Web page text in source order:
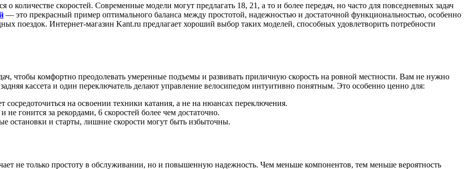
о количестве скоростей. Современные модели могут предлагать 18, 21, а то и более передач, но часто для повседневных задач
— это прекрасный пример оптимального баланса между простотой, надежностью и достаточной функциональностью, особенно
поездок. Интернет-магазин Kant.ru предлагает хороший выбор таких моделей, способных удовлетворить потребности
чтобы комфортно преодолевать умеренные подъемы и развивать приличную скорость на ровной местности. Вам не нужно
кассета и один переключатель делают управление велосипедом интуитивно понятным. Это особенно ценно для:
на освоении техники катания, а не на нюансах переключения.
гонится за рекордами, 6 скоростей более чем достаточно.
остановки и старты, лишние скорости могут быть избыточны.
не только простоту в обслуживании, но и повышенную надежность. Чем меньше компонентов, тем меньше вероятность